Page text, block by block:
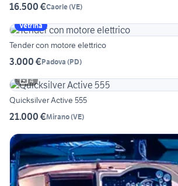
16.500 €Caorle(VE)
Vetrina
Tender con motore elettrico
3.000 €Padova (PD)
4
Quicksilver Active 555
21.000 €Mirano(VE)